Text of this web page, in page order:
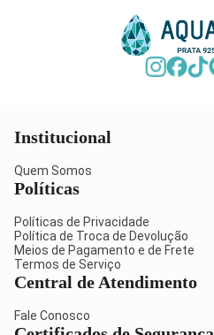
Institucional
Quem Somos
Políticas
Políticas de Privacidade
Política de Troca de Devolução
Meios de Pagamento e de Frete
Termos de Serviço
Central de Atendimento
Fale Conosco